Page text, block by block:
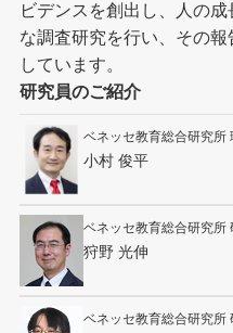
ビデンスを創出し、人の
な調査研究を行い、その
しています。
研究員のご紹介
ベネッセ教育総合研究所
小村 俊平
ベネッセ教育総合研究所
狩野 光伸
ベネッセ教育総合研究所